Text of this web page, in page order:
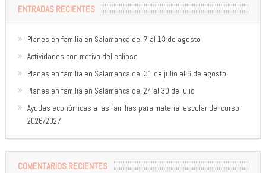
ENTRADAS RECIENTES
Planes en familia en Salamanca del 7 al 13 de agosto
Actividades con motivo del eclipse
Planes en familia en Salamanca del 31 de julio al 6 de agosto
Planes en familia en Salamanca del 24 al 30 de julio
Ayudas económicas a las familias para material escolar del curso
2026/2027
COMENTARIOS RECIENTES